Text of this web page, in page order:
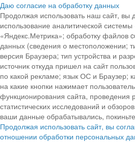
Даю согласие на обработку данных
Продолжая использовать наш сайт, вы
использование аналитической
«Яндекс.Метрика»; обработку файлов
данных (сведения о местоположении;
версия Браузера; тип устройства и
источник откуда пришел на сайт
по какой рекламе; язык ОС и Браузер;
на какие кнопки нажимает
функционирования сайта, проведения
статистических исследований и
ваши данные обрабатывались,
Продолжая использовать сайт, вы
отношении обработки персональных